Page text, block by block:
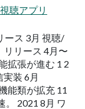
聴アプリ
ース 3月 視聴/
リリース 4月〜
拡張が進む 1 2
装 6月
能類が拡充 11
。 2021 8月 ワ